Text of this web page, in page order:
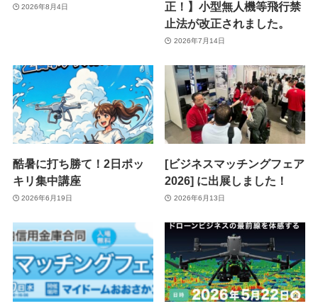
2026年8月4日
正！】小型無人機等飛行禁
止法が改正されました。
2026年7月14日
酷暑に打ち勝て！2日ポッ
キリ集中講座
2026年6月19日
[ビジネスマッチングフェア
2026] に出展しました！
2026年6月13日